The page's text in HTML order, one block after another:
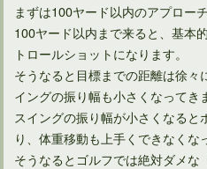
まずは100ヤード以内のアプロー
100ヤード以内まで来ると、基本
トロールショットになります。
そうなると目標までの距離は徐々
イングの振り幅も小さくなってき
スイングの振り幅が小さくなる
り、体重移動も上手くできなくな
そうなるとゴルフでは絶対ダメ